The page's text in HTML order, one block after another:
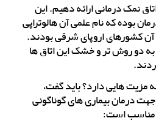
نمک درمانی ارائه دهیم. این
بوده که نام علمی آن هالوتراپی
کشورهای اروپای شرقی بودند.
دو روش تر و خشک این اتاق ها
مزیت هایی دارد؟ باید گفت،
درمان بیماری های گوناگونی
مناسب است: